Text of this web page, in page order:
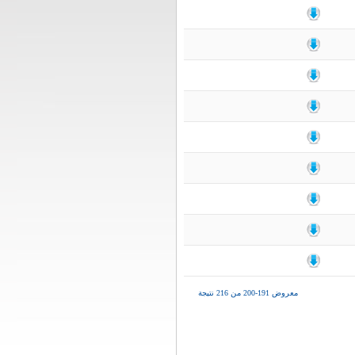
معروض 191-200 من 216 نتيجة